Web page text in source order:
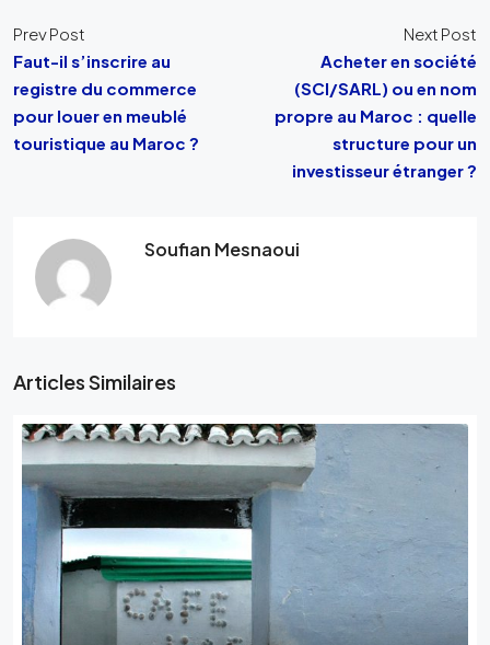
Prev Post
Faut-il s’inscrire au
registre du commerce
pour louer en meublé
touristique au Maroc ?
Next Post
Acheter en société
(SCI/SARL) ou en nom
propre au Maroc : quelle
structure pour un
investisseur étranger ?
Soufian Mesnaoui
Articles Similaires